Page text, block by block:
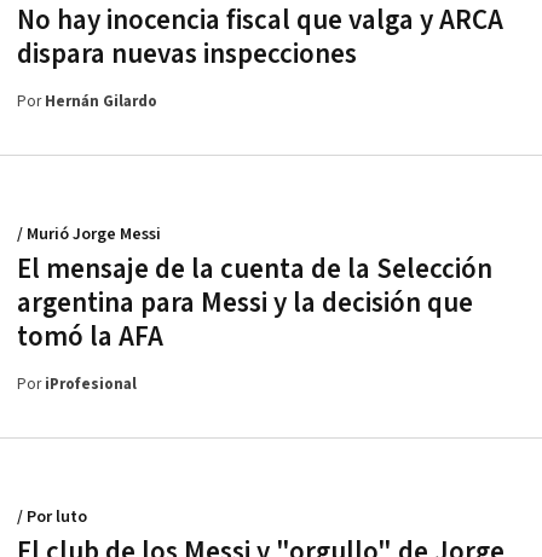
No hay inocencia fiscal que valga y ARCA
dispara nuevas inspecciones
PorHernán Gilardo
El mensaje de la cuenta de la Selección
argentina para Messi y la decisión que
tomó la AFA
/ Murió Jorge Messi
PoriProfesional
/ Por luto